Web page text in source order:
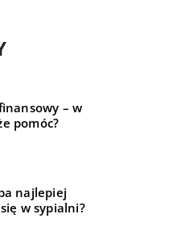
– w
pomóc?
najlepiej
w sypialni?